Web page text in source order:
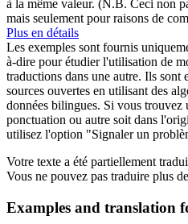
à la même valeur. (N.B. Ceci non
mais seulement pour raisons de
Plus en détails
Les exemples sont fournis
à-dire pour étudier l'utilisation de
traductions dans une autre. Ils sont
sources ouvertes en utilisant des
données bilingues. Si vous trouvez
ponctuation ou autre soit dans
utilisez l'option "Signaler un
Votre texte a été partiellement
Vous ne pouvez pas traduire plus de
Examples and translation